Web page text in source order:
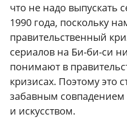
что не надо выпускать
1990 года, поскольку
правительственный
сериалов на Би-би-си
понимают в
кризисах. Поэтому это
забавным
и искусством.